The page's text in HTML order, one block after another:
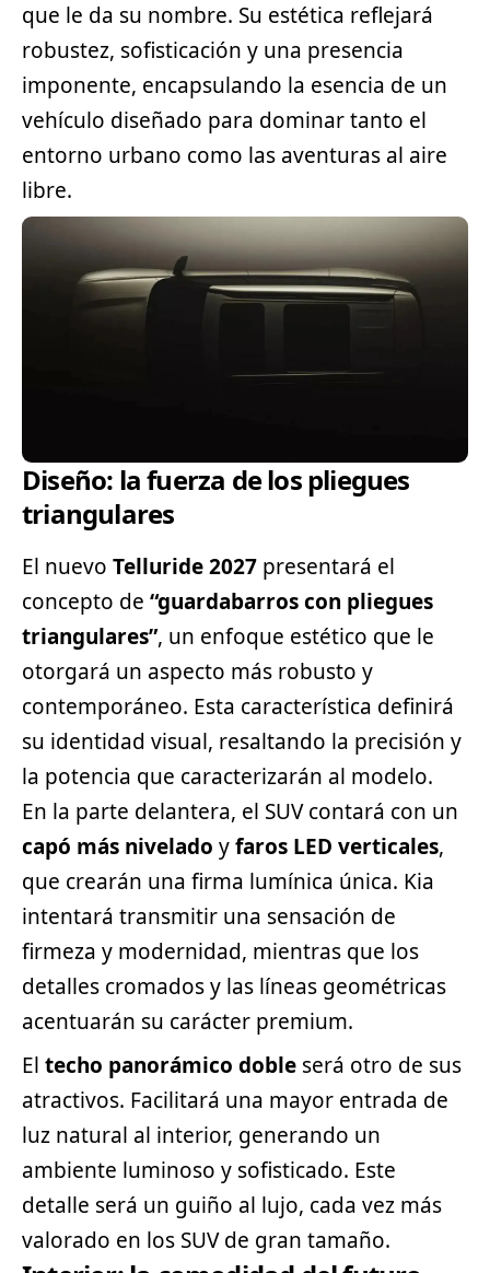
que le da su nombre. Su estética reflejará
robustez, sofisticación y una presencia
imponente, encapsulando la esencia de un
vehículo diseñado para dominar tanto el
entorno urbano como las aventuras al aire
libre.
Diseño: la fuerza de los pliegues
triangulares
El nuevo Telluride 2027 presentará el
concepto de “guardabarros con pliegues
triangulares”, un enfoque estético que le
otorgará un aspecto más robusto y
contemporáneo. Esta característica definirá
su identidad visual, resaltando la precisión y
la potencia que caracterizarán al modelo.
En la parte delantera, el SUV contará con un
capó más nivelado yfaros LED verticales,
que crearán una firma lumínica única. Kia
intentará transmitir una sensación de
firmeza y modernidad, mientras que los
detalles cromados y las líneas geométricas
acentuarán su carácter premium.
El techo panorámico doble será otro de sus
atractivos. Facilitará una mayor entrada de
luz natural al interior, generando un
ambiente luminoso y sofisticado. Este
detalle será un guiño al lujo, cada vez más
valorado en los SUV de gran tamaño.